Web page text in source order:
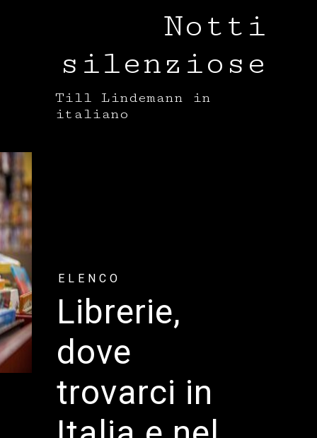
Notti
silenziose
Till Lindemann in
italiano
ELENCO
Librerie,
dove
trovarci in